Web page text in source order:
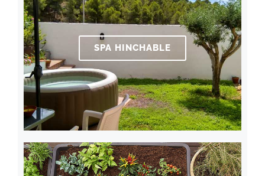
SPA HINCHABLE